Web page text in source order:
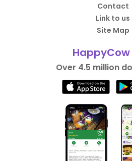
Contact
Link to us
Site Map
Over 4.5 million